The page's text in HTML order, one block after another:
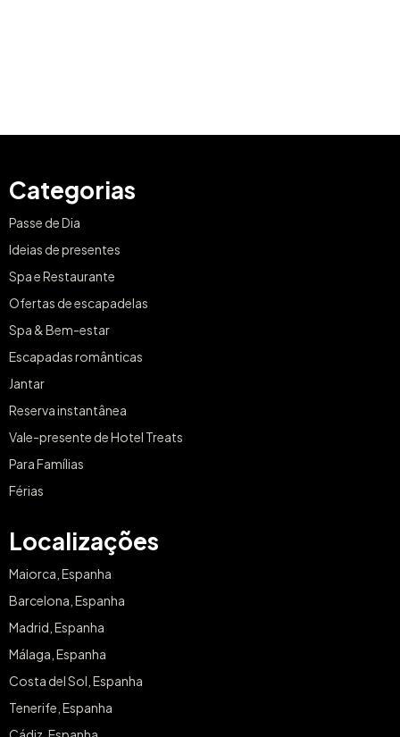
Categorias
Passe de Dia
Ideias de presentes
Spa e Restaurante
Ofertas de escapadelas
Spa & Bem-estar
Escapadas românticas
Jantar
Reserva instantânea
Vale-presente de Hotel Treats
Para Famílias
Férias
Localizações
Maiorca, Espanha
Barcelona, Espanha
Madrid, Espanha
Málaga, Espanha
Costa del Sol, Espanha
Tenerife, Espanha